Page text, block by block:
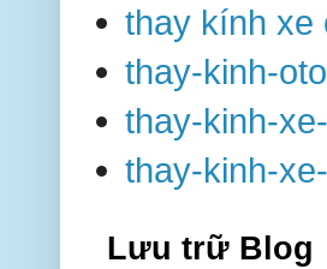
thay kính xe
thay-kinh-oto
thay-kinh-
thay-kinh-
Lưu trữ Blog